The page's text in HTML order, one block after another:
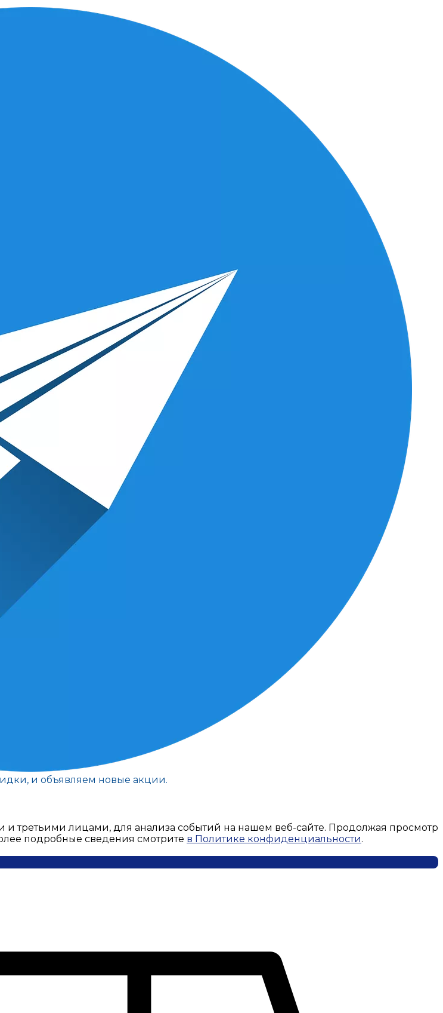
и объявляем новые акции.
третьими лицами, для анализа событий на нашем веб-сайте. Продолжая просмотр
подробные сведения смотрите в Политике конфиденциальности.